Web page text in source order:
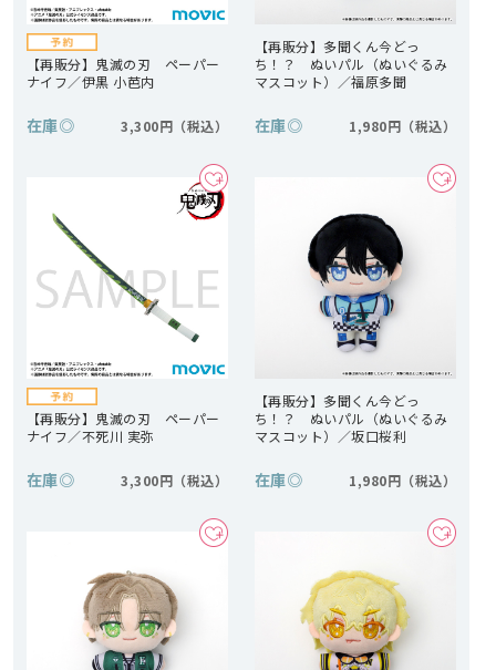
【再販分】鬼滅の刃 ペーパー
ナイフ／伊黒 小芭内
在庫◎ 3,300円
【再販分】多聞くん今どっ
ち！？ ぬいパル（ぬいぐるみ
マスコット）／福原多聞
在庫◎ 1,980円
【再販分】鬼滅の刃 ペーパー
ナイフ／不死川 実弥
在庫◎ 3,300円
【再販分】多聞くん今どっ
ち！？ ぬいパル（ぬいぐるみ
マスコット）／坂口桜利
在庫◎ 1,980円